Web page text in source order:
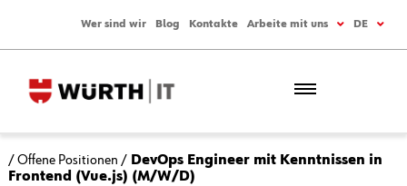
Wer sind wir Blog Kontakte Arbeite mit uns DE
/Offene Positionen /DevOps Engineer mit Kenntnissen in
Frontend (Vue.js) (M/W/D)